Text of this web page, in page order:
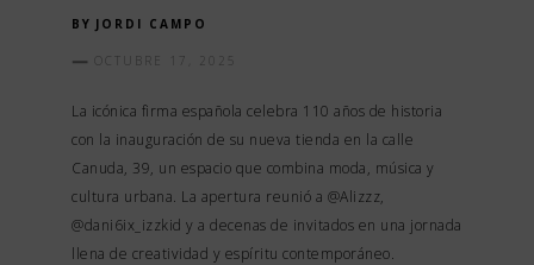
BY JORDI CAMPO
OCTUBRE 17, 2025
La icónica firma española celebra 110 años de historia
con la inauguración de su nueva tienda en la calle
Canuda, 39, un espacio que combina moda, música y
cultura urbana. La apertura reunió a @Alizzz,
@dani6ix_izzkid y a decenas de invitados en una jornada
llena de creatividad y espíritu contemporáneo.